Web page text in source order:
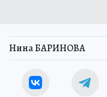
Нина БАРИНОВА